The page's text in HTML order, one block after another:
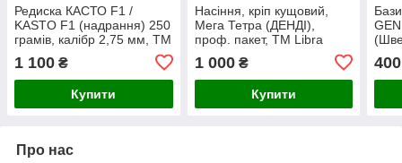
Редиска КАСТО F1 /
KASTO F1 (надрання) 250
грамів, калібр 2,75 мм, ТМ
SOTO SEEDS (Швейцарія)
1 100 ₴
Купити
Насіння, кріп кущовий,
Мега Тетра (ДЕНДІ),
проф. пакет, ТМ Libra
1 000₴
Купити
400
Про нас